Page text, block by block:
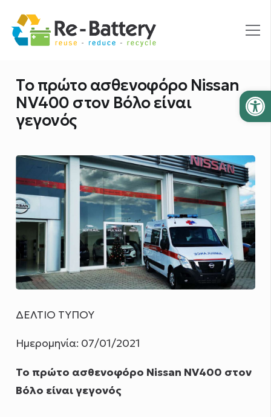
To πρώτο ασθενοφόρο Nissan
NV400 στον Βόλο είναι
γεγονός
ΔΕΛΤΙΟ ΤΥΠΟΥ
Ημερομηνία: 07/01/2021
To πρώτο ασθενοφόρο Nissan NV400 στον
Βόλο είναι γεγονός